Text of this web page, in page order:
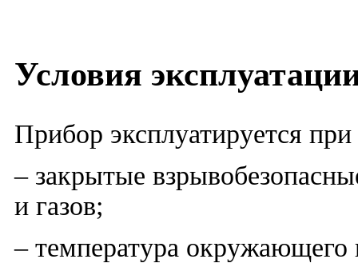
Условия
Прибор эксплуатируется
– закрытые
и газов;
– температура